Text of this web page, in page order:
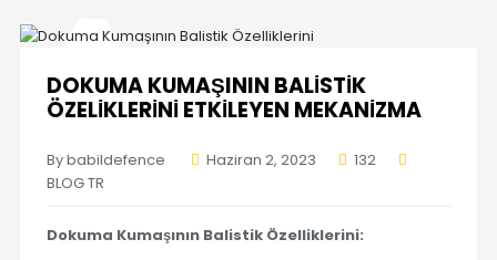
DOKUMA KUMAŞININ BALİSTİK
ÖZELİKLERİNİ ETKİLEYEN MEKANİZMA
By babildefence Haziran 2, 2023
132
BLOG TR
Dokuma Kumaşının Balistik Özelliklerini: